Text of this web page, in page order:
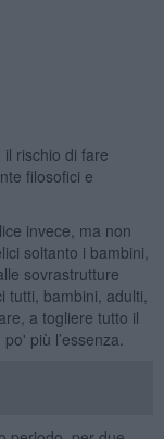
il rischio di fare
filosofici e
invece, ma non
soltanto i bambini,
sovrastrutture
bambini, adulti,
a togliere tutto il
più l’essenza.